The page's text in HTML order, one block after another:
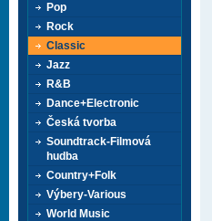
Pop
Rock
Classic
Jazz
R&B
Dance+Electronic
Česká tvorba
Soundtrack-Filmová
hudba
Country+Folk
Výbery-Various
World Music